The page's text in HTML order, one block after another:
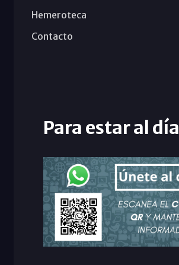
Hemeroteca
Contacto
Para estar al día